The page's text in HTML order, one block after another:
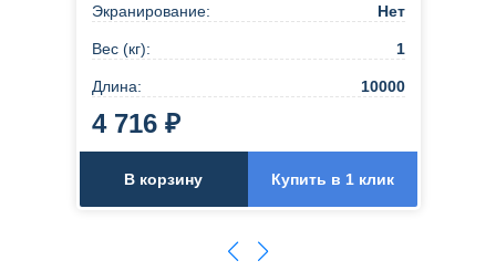
Экранирование: Нет
Вес (кг): 1
Длина: 10000
4 716 ₽
В корзину Купить в 1 клик